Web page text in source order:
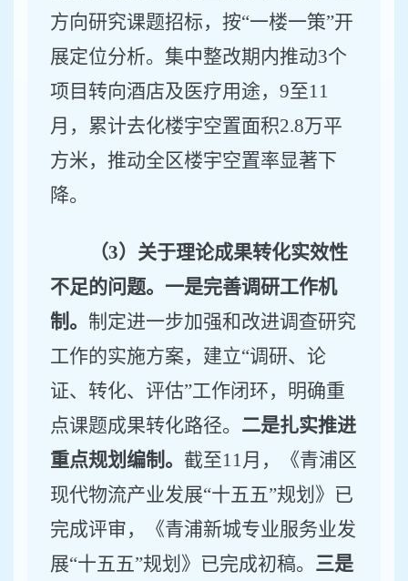
方向研究课题招标，按“一楼一策”开
展定位分析。集中整改期内推动3个
项目转向酒店及医疗用途， 9至11
月 ，累计去化楼宇空置面积2.8万平
方米， 推动全区楼宇空置率显著下
降。
（3）关于理论成果转化实效性
不足的问题。一是完善调研工作机
制。 制定进一步加强和改进调查研究
工作的实施方案，建立“调研、论
证、转化、评估”工作闭环，明确重
点课题成果转化路径。 二是扎实推进
重点规划编制。 截至11月，
《青浦区
现代物流产业发展“十五五”规划》已
完成评审，
《青浦新城专业服务业发
展“十五五”规划》已完成初稿。 三是